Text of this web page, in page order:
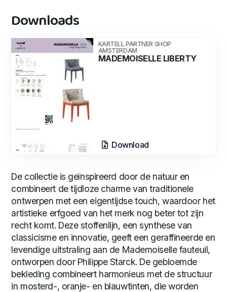
Downloads
KARTELL PARTNER SHOP
AMSTERDAM
MADEMOISELLE LIBERTY
Download
De collectie is geïnspireerd door de natuur en
combineert de tijdloze charme van traditionele
ontwerpen met een eigentijdse touch, waardoor het
artistieke erfgoed van het merk nog beter tot zijn
recht komt. Deze stoffenlijn, een synthese van
classicisme en innovatie, geeft een geraffineerde en
levendige uitstraling aan de Mademoiselle fauteuil,
ontworpen door Philippe Starck. De gebloemde
bekleding combineert harmonieus met de structuur
in mosterd-, oranje- en blauwtinten, die worden